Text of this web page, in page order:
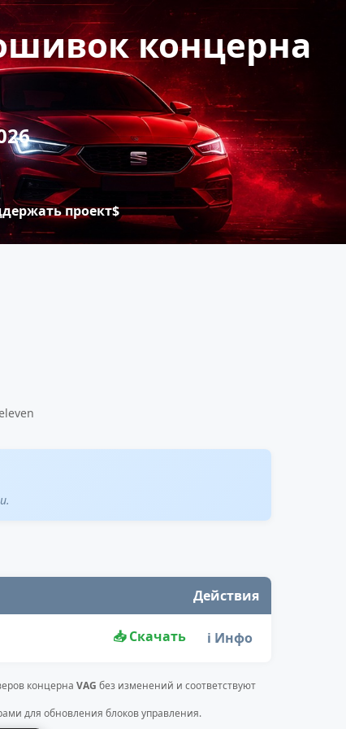
концерна
проект$
Действия
📥 Скачать ℹ️ Инфо
концерна VAG без изменений и соответствуют
для обновления блоков управления.